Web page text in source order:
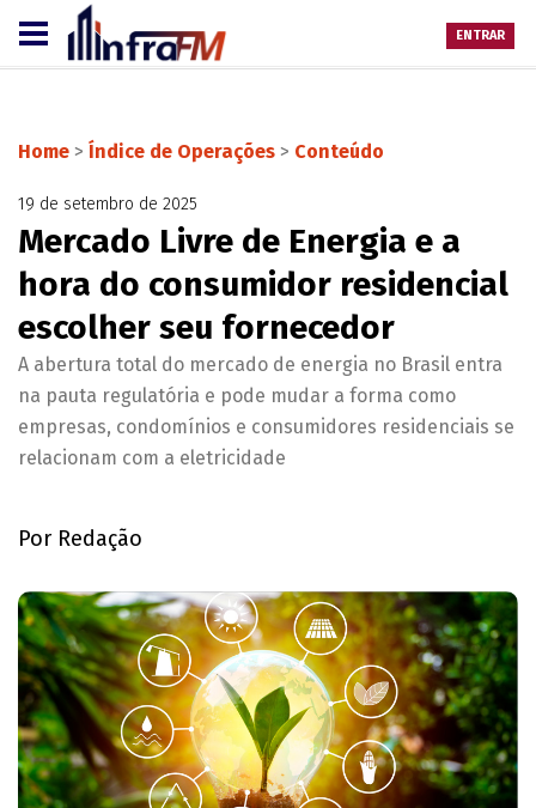
ENTRAR
Home > Índice de Operações > Conteúdo
19 de setembro de 2025
Mercado Livre de Energia e a
hora do consumidor residencial
escolher seu fornecedor
A abertura total do mercado de energia no Brasil entra
na pauta regulatória e pode mudar a forma como
empresas, condomínios e consumidores residenciais se
relacionam com a eletricidade
Por Redação